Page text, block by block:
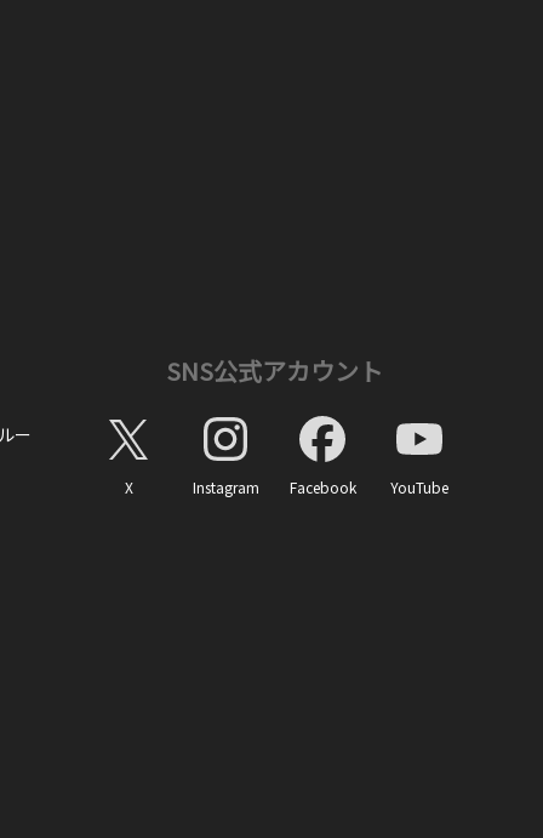
ー
SNS公式アカウント
X Instagram Facebook YouTube